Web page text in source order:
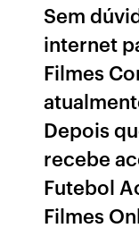
Sem
internet
Filmes
Depois
recebe
Futebol
Filmes